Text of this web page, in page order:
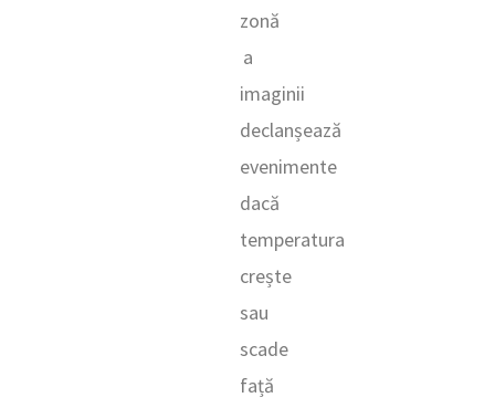
zonă
a
imaginii
declanșează
evenimente
dacă
temperatura
crește
sau
scade
față